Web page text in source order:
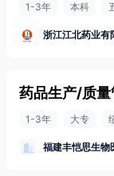
1-3年 本科
浙江江北药业有
药品生产/质量
1-3年 大专
福建丰恺思生物